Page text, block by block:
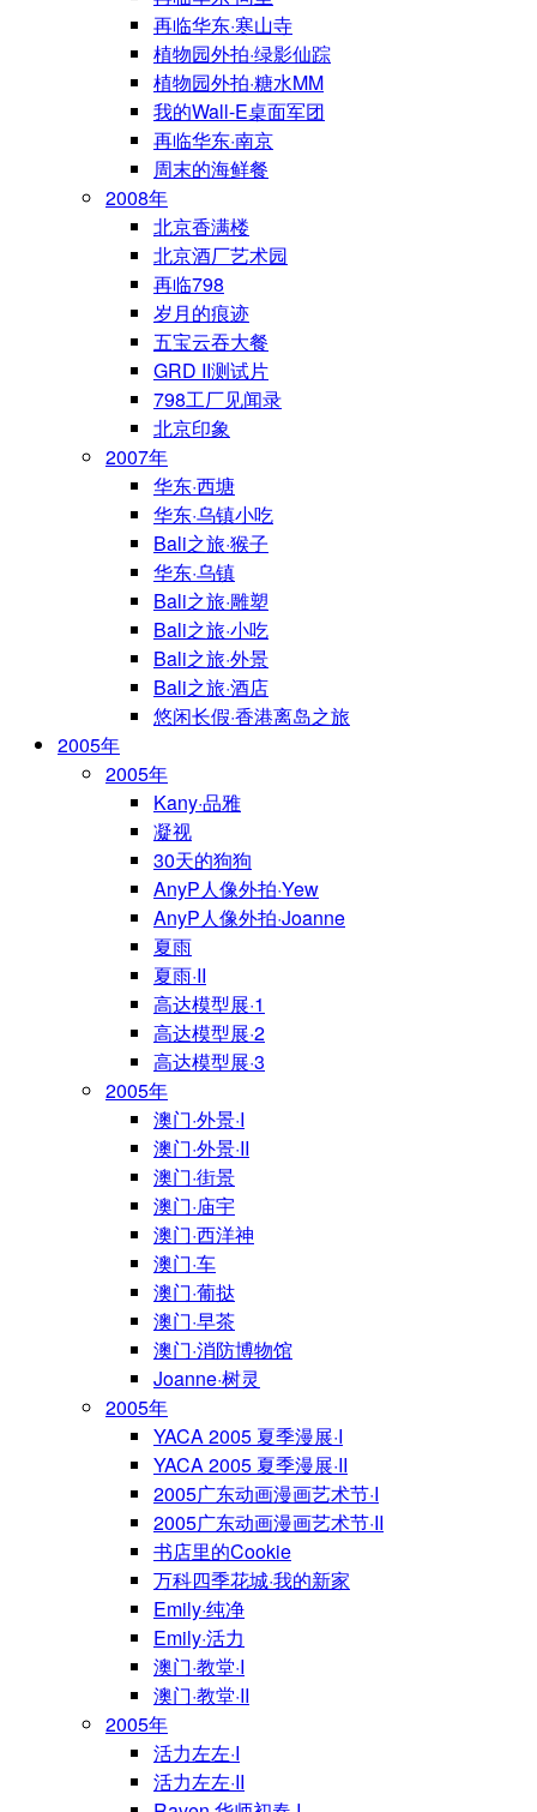
再临华东·寒山寺
植物园外拍·绿影仙踪
植物园外拍·糖水MM
我的Wall-E桌面军团
再临华东·南京
周末的海鲜餐
2008年
北京香满楼
北京酒厂艺术园
再临798
岁月的痕迹
五宝云吞大餐
GRD II测试片
798工厂见闻录
北京印象
2007年
华东·西塘
华东·乌镇小吃
Bali之旅·猴子
华东·乌镇
Bali之旅·雕塑
Bali之旅·小吃
Bali之旅·外景
Bali之旅·酒店
悠闲长假·香港离岛之旅
2005年
2005年
Kany·品雅
凝视
30天的狗狗
AnyP人像外拍·Yew
AnyP人像外拍·Joanne
夏雨
夏雨·II
高达模型展·1
高达模型展·2
高达模型展·3
2005年
澳门·外景·I
澳门·外景·II
澳门·街景
澳门·庙宇
澳门·西洋神
澳门·车
澳门·葡挞
澳门·早茶
澳门·消防博物馆
Joanne·树灵
2005年
YACA 2005 夏季漫展·I
YACA 2005 夏季漫展·II
2005广东动画漫画艺术节·I
2005广东动画漫画艺术节·II
书店里的Cookie
万科四季花城·我的新家
Emily·纯净
Emily·活力
澳门·教堂·I
澳门·教堂·II
2005年
活力左左·I
活力左左·II